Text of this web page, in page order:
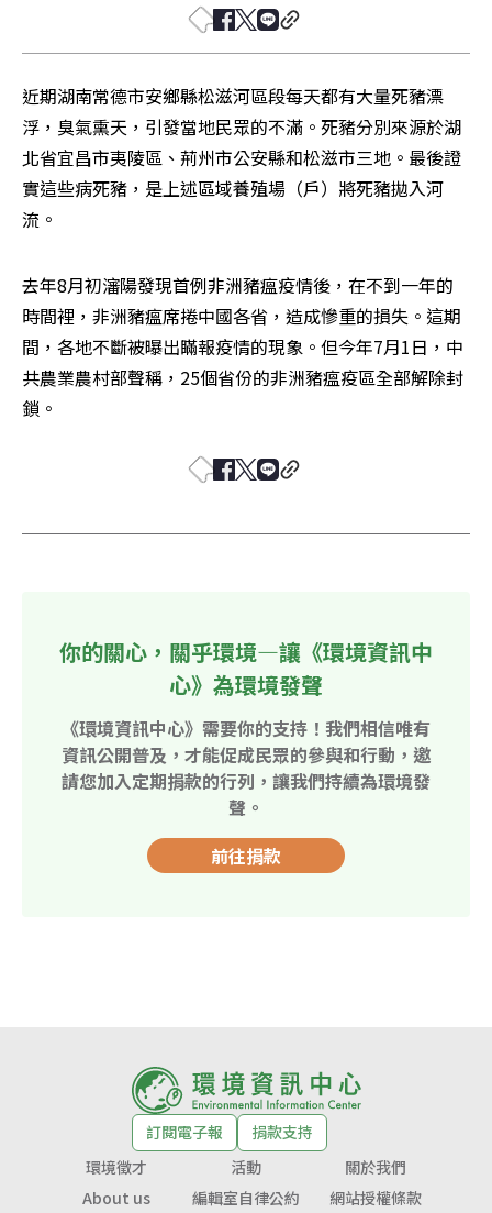
近期湖南常德市安鄉縣松滋河區段每天都有大量死豬漂
浮，臭氣熏天，引發當地民眾的不滿。死豬分別來源於湖
北省宜昌市夷陵區、荊州市公安縣和松滋市三地。最後證
實這些病死豬，是上述區域養殖場（戶）將死豬拋入河
流。
去年8月初瀋陽發現首例非洲豬瘟疫情後，在不到一年的
時間裡，非洲豬瘟席捲中國各省，造成慘重的損失。這期
間，各地不斷被曝出瞞報疫情的現象。但今年7月1日，中
共農業農村部聲稱，25個省份的非洲豬瘟疫區全部解除封
鎖。
你的關心，關乎環境—讓《環境資訊中
心》為環境發聲
《環境資訊中心》需要你的支持！我們相信唯有
資訊公開普及，才能促成民眾的參與和行動，邀
請您加入定期捐款的行列，讓我們持續為環境發
聲。
前往捐款
訂閱電子報
捐款支持
環境徵才
活動
關於我們
About us
編輯室自律公約 網站授權條款